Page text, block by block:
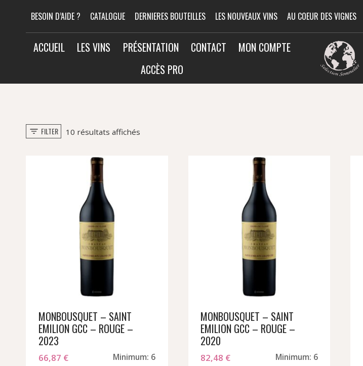
contenu
BESOIN D’AIDE ? CATALOGUE DERNIERES BOUTEILLES LES NOUVEAUX VINS AU COEUR DES VIGNES
ACCUEIL LES VINS PRÉSENTATION CONTACT
MON COMPTE
ACCÈS PRO
FILTER 10 résultats affichésTrié
MONBOUSQUET – SAINT
EMILION GCC – ROUGE –
2023
66,87 € Minimum: 6
MONBOUSQUET – SAINT
EMILION GCC – ROUGE –
2020
82,48 € Minimum: 6